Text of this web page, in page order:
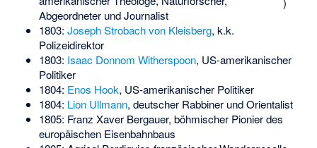
Abgeordneter und Journalist
1803: Joseph Strobach von Kleisberg, k.k.
Polizeidirektor
1803: Isaac Donnom Witherspoon, US-amerikanischer
Politiker
1804: Enos Hook, US-amerikanischer Politiker
1804: Lion Ullmann, deutscher Rabbiner und Orientalist
1805: Franz Xaver Bergauer, böhmischer Pionier des
europäischen Eisenbahnbaus